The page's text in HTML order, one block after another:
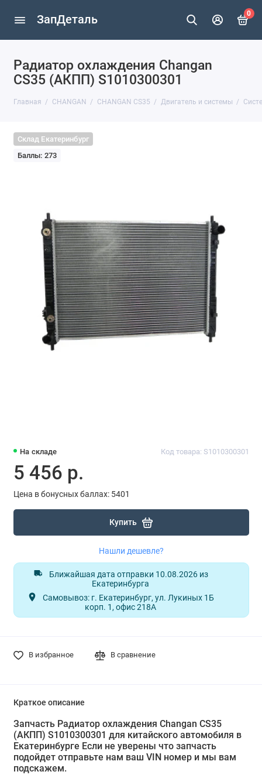
ЗапДеталь 0
Радиатор охлаждения Changan
CS35 (АКПП) S1010300301
Главная CHANGAN CHANGAN CS35 Двигатель и системы
Склад Екатеринбург
Баллы: 273
На складе Код товара: S1010300301
5 456 р.
Цена в бонусных баллах: 5401
Купить
Нашли дешевле?
Ближайшая дата отправки 10.08.2026 из
Екатеринбурга
Самовывоз: г. Екатеринбург, ул. Лукиных 1Б
корп. 1, офис 218А
В избранное В сравнение
Краткое описание
Запчасть Радиатор охлаждения Changan CS35
(АКПП) S1010300301 для китайского автомобиля в
Екатеринбурге Если не уверены что запчасть
подойдет отправьте нам ваш VIN номер и мы вам
подскажем.